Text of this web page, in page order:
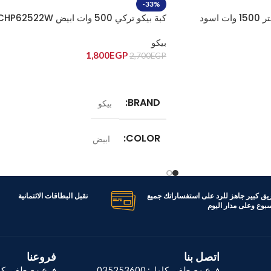
قلاية هوائية بيكو 4.7 لتر 1500 وات اسود
-33%
كبة بيكو تركي 500 وات ابيض CHP62522W
بيكو
2,700EGP
1,800EGP
BRAND بيكو
COLOR ابيض
الموديل CHP 62522 W
كبير جاهز للرد على استفساراتك جميع
وعلى مدار اليوم
نقبل البطاقات الائتمانية
اتصل بنا فروعنا